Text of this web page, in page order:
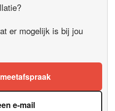
er mogelijk is bij jou
e-mail